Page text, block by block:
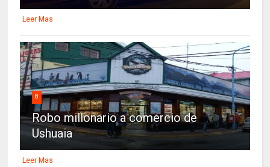
Leer Mas
8
Robo millonario a comercio de
Ushuaia
Leer Mas